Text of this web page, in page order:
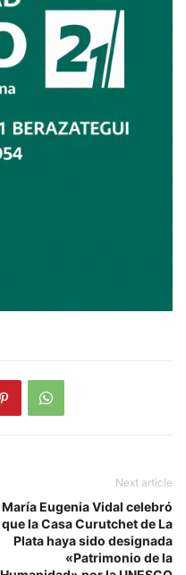
Next article
María Eugenia Vidal celebró
que la Casa Curutchet de La
Plata haya sido designada
«Patrimonio de la